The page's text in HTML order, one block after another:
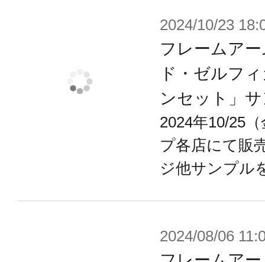
トを受け継ぎつつ、さらに重武装に
「四八式一型 輝鎚・甲」の威容を
■素体となるフレームに「フレーム
Ver.」を使用。従来版より可動域、
■フレームは組み立て済み。PS素材
2024/10/23
フレームア
ド・ゼルフ
ンセット」
2024年10/25
プ各店にて販
ジ他サンプル
2024/08/06